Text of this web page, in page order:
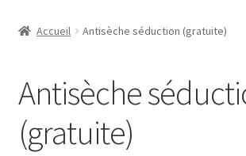
Forum Séduction
Accueil Antisèche séduction (gratuite)
Antisèche
(gratuite)